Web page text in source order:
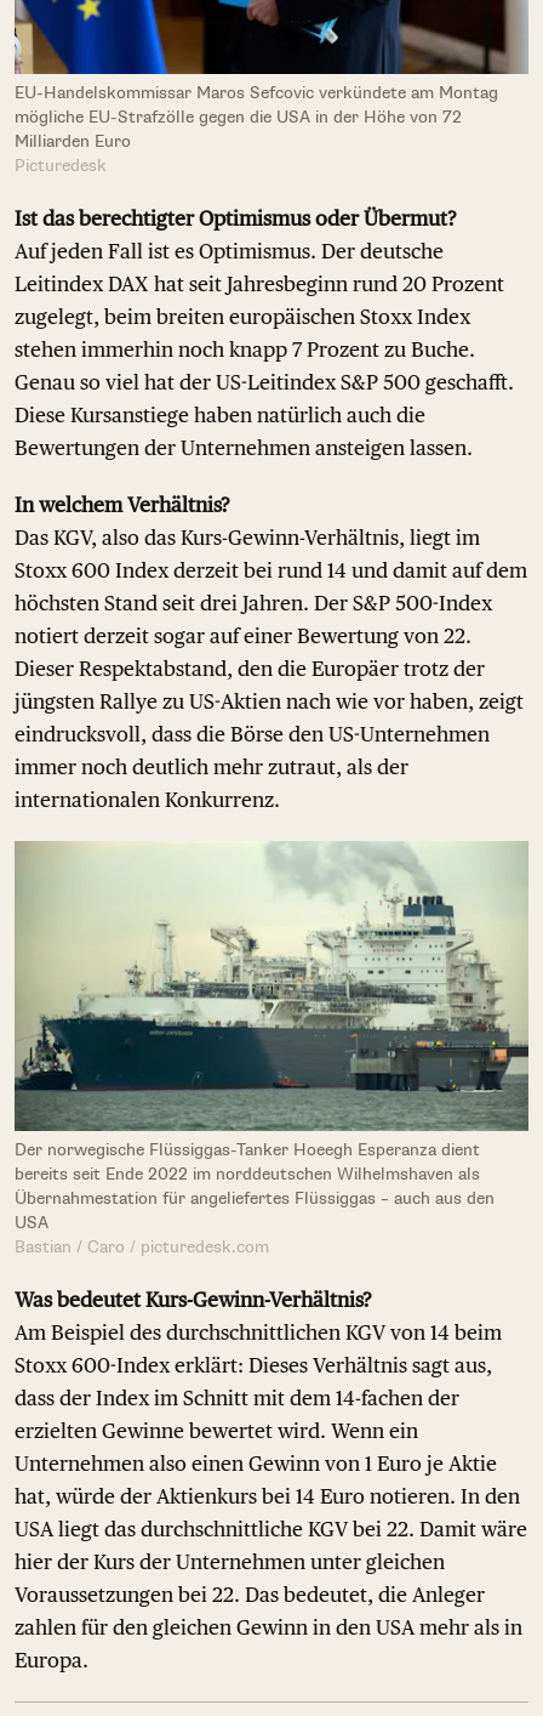
EU-Handelskommissar Maros Sefcovic verkündete am Montag
mögliche EU-Strafzölle gegen die USA in der Höhe von 72
Milliarden Euro
Picturedesk
Ist das berechtigter Optimismus oder Übermut?
Auf jeden Fall ist es Optimismus. Der deutsche
Leitindex DAX hat seit Jahresbeginn rund 20 Prozent
zugelegt, beim breiten europäischen Stoxx Index
stehen immerhin noch knapp 7 Prozent zu Buche.
Genau so viel hat der US-Leitindex S&P 500 geschafft.
Diese Kursanstiege haben natürlich auch die
Bewertungen der Unternehmen ansteigen lassen.
In welchem Verhältnis?
Das KGV, also das Kurs-Gewinn-Verhältnis, liegt im
Stoxx 600 Index derzeit bei rund 14 und damit auf dem
höchsten Stand seit drei Jahren. Der S&P 500-Index
notiert derzeit sogar auf einer Bewertung von 22.
Dieser Respektabstand, den die Europäer trotz der
jüngsten Rallye zu US-Aktien nach wie vor haben, zeigt
eindrucksvoll, dass die Börse den US-Unternehmen
immer noch deutlich mehr zutraut, als der
internationalen Konkurrenz.
Der norwegische Flüssiggas-Tanker Hoeegh Esperanza dient
bereits seit Ende 2022 im norddeutschen Wilhelmshaven als
Übernahmestation für angeliefertes Flüssiggas – auch aus den
USA
Bastian / Caro / picturedesk.com
Was bedeutet Kurs-Gewinn-Verhältnis?
Am Beispiel des durchschnittlichen KGV von 14 beim
Stoxx 600-Index erklärt: Dieses Verhältnis sagt aus,
dass der Index im Schnitt mit dem 14-fachen der
erzielten Gewinne bewertet wird. Wenn ein
Unternehmen also einen Gewinn von 1 Euro je Aktie
hat, würde der Aktienkurs bei 14 Euro notieren. In den
USA liegt das durchschnittliche KGV bei 22. Damit wäre
hier der Kurs der Unternehmen unter gleichen
Voraussetzungen bei 22. Das bedeutet, die Anleger
zahlen für den gleichen Gewinn in den USA mehr als in
Europa.